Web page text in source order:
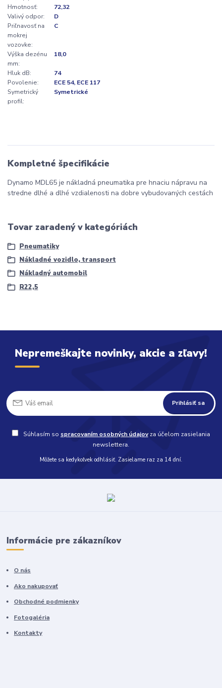
Hmotnosť:
72,32
Valivý odpor:
D
Priľnavosť na
mokrej
vozovke:
C
Výška dezénu
mm:
18,0
Hluk dB:
74
Povolenie:
ECE 54, ECE 117
Symetrický
profil:
Symetrické
Kompletné špecifikácie
Dynamo MDL65 je nákladná pneumatika pre hnaciu nápravu na
stredne dlhé a dlhé vzdialenosti na dobre vybudovaných cestách
Tovar zaradený v kategóriách
Pneumatiky
Nákladné vozidlo, transport
Nákladný automobil
R22,5
Nepremeškajte novinky, akcie a zľavy!
Prihlásiť sa
Súhlasím so spracovaním osobných údajovza účelom zasielania
newslettera.
Môžete sa kedykoľvek odhlásiť. Zasielame raz za 14 dní.
Informácie pre zákazníkov
O nás
Ako nakupovať
Obchodné podmienky
Fotogaléria
Kontakty